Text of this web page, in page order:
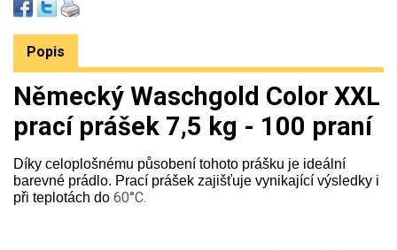
Popis
Německý Waschgold Color XXL
prací prášek 7,5 kg - 100 praní
Díky celoplošnému působení tohoto prášku je ideální
barevné prádlo. Prací prášek zajišťuje vynikající výsledky i
při teplotách do 60°C.